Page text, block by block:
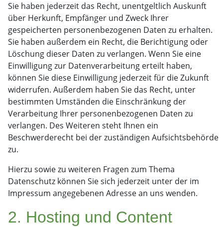
Sie haben jederzeit das Recht, unentgeltlich Auskunft
über Herkunft, Empfänger und Zweck Ihrer
gespeicherten personenbezogenen Daten zu erhalten.
Sie haben außerdem ein Recht, die Berichtigung oder
Löschung dieser Daten zu verlangen. Wenn Sie eine
Einwilligung zur Datenverarbeitung erteilt haben,
können Sie diese Einwilligung jederzeit für die Zukunft
widerrufen. Außerdem haben Sie das Recht, unter
bestimmten Umständen die Einschränkung der
Verarbeitung Ihrer personenbezogenen Daten zu
verlangen. Des Weiteren steht Ihnen ein
Beschwerderecht bei der zuständigen Aufsichtsbehörde
zu.
Hierzu sowie zu weiteren Fragen zum Thema
Datenschutz können Sie sich jederzeit unter der im
Impressum angegebenen Adresse an uns wenden.
2. Hosting und Content